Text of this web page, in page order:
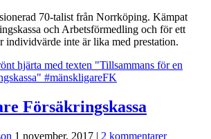
70-talist från Norrköping. Kämpat
och Arbetsförmedling och för ett
individvärde inte är lika med prestation.
Försäkringskassa
1 november, 2017 | 2 kommentarer